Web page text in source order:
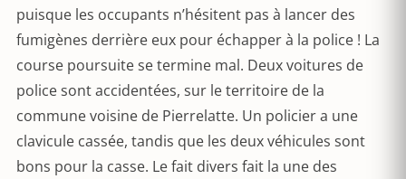
puisque les occupants n’hésitent pas à lancer des
fumigènes derrière eux pour échapper à la police ! La
course poursuite se termine mal. Deux voitures de
police sont accidentées, sur le territoire de la
commune voisine de Pierrelatte. Un policier a une
clavicule cassée, tandis que les deux véhicules sont
bons pour la casse. Le fait divers fait la une des